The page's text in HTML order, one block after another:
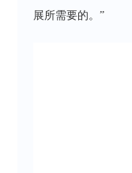
展所需要的。”